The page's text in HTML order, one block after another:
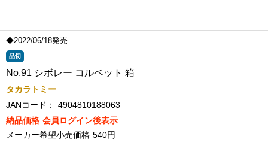
◆2022/06/18発売
品切
No.91 シボレー コルベット 箱
タカラトミー
JANコード：
4904810188063
納品価格 会員ログイン後表示
メーカー希望小売価格 540円